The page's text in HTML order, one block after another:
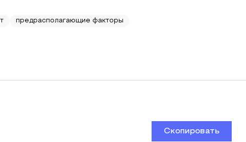
предрасполагающие факторы
Скопировать